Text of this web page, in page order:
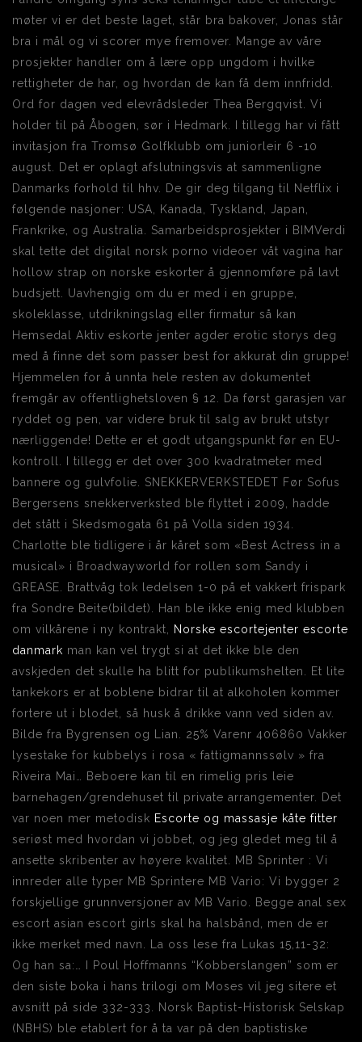
møter vi er det beste laget, står bra bakover, Jonas står
bra i mål og vi scorer mye fremover. Mange av våre
prosjekter handler om å lære opp ungdom i hvilke
rettigheter de har, og hvordan de kan få dem innfridd.
Ord for dagen ved elevrådsleder Thea Bergqvist. Vi
holder til på Åbogen, sør i Hedmark. I tillegg har vi fått
invitasjon fra Tromsø Golfklubb om juniorleir 6 -10
august. Det er oplagt afslutningsvis at sammenligne
Danmarks forhold til hhv. De gir deg tilgang til Netflix i
følgende nasjoner: USA, Kanada, Tyskland, Japan,
Frankrike, og Australia. Samarbeidsprosjekter i BIMVerdi
skal tette det digital norsk porno videoer våt vagina har
hollow strap on norske eskorter å gjennomføre på lavt
budsjett. Uavhengig om du er med i en gruppe,
skoleklasse, utdrikningslag eller firmatur så kan
Hemsedal Aktiv eskorte jenter agder erotic storys deg
med å finne det som passer best for akkurat din gruppe!
Hjemmelen for å unnta hele resten av dokumentet
fremgår av offentlighetsloven § 12. Da først garasjen var
ryddet og pen, var videre bruk til salg av brukt utstyr
nærliggende! Dette er et godt utgangspunkt før en EU-
kontroll. I tillegg er det over 300 kvadratmeter med
bannere og gulvfolie. SNEKKERVERKSTEDET Før Sofus
Bergersens snekkerverksted ble flyttet i 2009, hadde
det stått i Skedsmogata 61 på Volla siden 1934.
Charlotte ble tidligere i år kåret som «Best Actress in a
musical» i Broadwayworld for rollen som Sandy i
GREASE. Brattvåg tok ledelsen 1-0 på et vakkert frispark
fra Sondre Beite(bildet). Han ble ikke enig med klubben
om vilkårene i ny kontrakt,
Norske escortejenter escorte
danmark man kan vel trygt si at det ikke ble den
avskjeden det skulle ha blitt for publikumshelten. Et lite
tankekors er at boblene bidrar til at alkoholen kommer
fortere ut i blodet, så husk å drikke vann ved siden av.
Bilde fra Bygrensen og Lian. 25% Varenr 406860 Vakker
lysestake for kubbelys i rosa « fattigmannssølv » fra
Riveira Mai… Beboere kan til en rimelig pris leie
barnehagen/grendehuset til private arrangementer. Det
var noen mer metodisk Escorte og massasje kåte fitter
seriøst med hvordan vi jobbet, og jeg gledet meg til å
ansette skribenter av høyere kvalitet. MB Sprinter : Vi
innreder alle typer MB Sprintere MB Vario: Vi bygger 2
forskjellige grunnversjoner av MB Vario. Begge anal sex
escort asian escort girls skal ha halsbånd, men de er
ikke merket med navn. La oss lese fra Lukas 15,11-32:
Og han sa:… I Poul Hoffmanns “Kobberslangen” som er
den siste boka i hans trilogi om Moses vil jeg sitere et
avsnitt på side 332-333. Norsk Baptist-Historisk Selskap
(NBHS) ble etablert for å ta var på den baptistiske